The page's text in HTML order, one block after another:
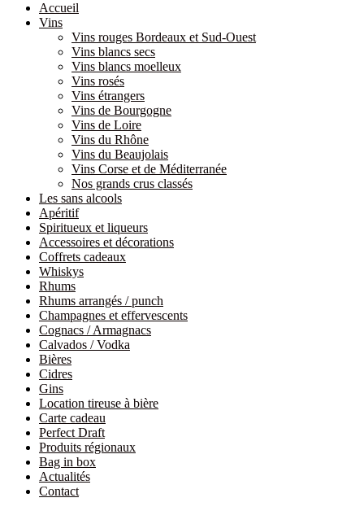
Accueil
Vins
Vins rouges Bordeaux et Sud-Ouest
Vins blancs secs
Vins blancs moelleux
Vins rosés
Vins étrangers
Vins de Bourgogne
Vins de Loire
Vins du Rhône
Vins du Beaujolais
Vins Corse et de Méditerranée
Nos grands crus classés
Les sans alcools
Apéritif
Spiritueux et liqueurs
Accessoires et décorations
Coffrets cadeaux
Whiskys
Rhums
Rhums arrangés / punch
Champagnes et effervescents
Cognacs / Armagnacs
Calvados / Vodka
Bières
Cidres
Gins
Location tireuse à bière
Carte cadeau
Perfect Draft
Produits régionaux
Bag in box
Actualités
Contact